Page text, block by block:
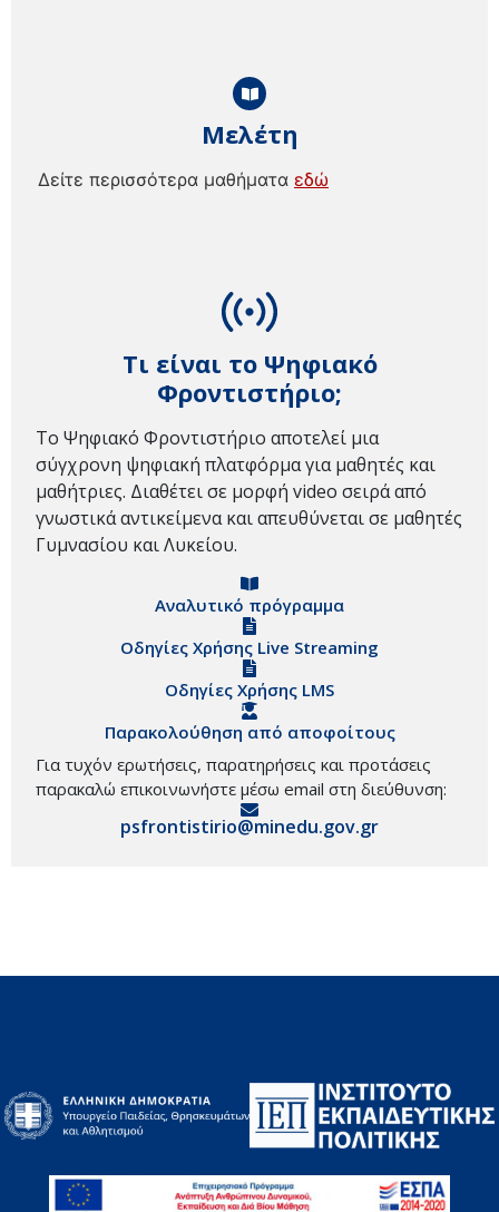
Τι είναι το Ψηφιακό
Φροντιστήριο;
Το Ψηφιακό Φροντιστήριο αποτελεί μια
σύγχρονη ψηφιακή πλατφόρμα για μαθητές και
μαθήτριες. Διαθέτει σε μορφή video σειρά από
γνωστικά αντικείμενα και απευθύνεται σε μαθητές
Γυμνασίου και Λυκείου.
Αναλυτικό πρόγραμμα
Οδηγίες Χρήσης Live Streaming
Οδηγίες Χρήσης LMS
Παρακολούθηση από αποφοίτους
Για τυχόν ερωτήσεις, παρατηρήσεις και προτάσεις
παρακαλώ επικοινωνήστε μέσω email στη διεύθυνση:
psfrontistirio@minedu.gov.gr
Μελέτη
Δείτε περισσότερα μαθήματα εδώ